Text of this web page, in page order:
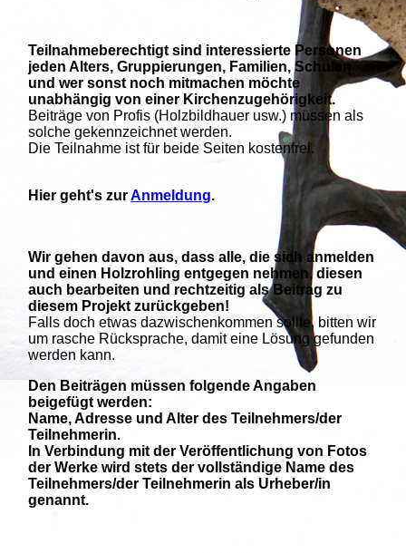
Teilnahmeberechtigt sind interessierte Personen
jeden Alters, Gruppierungen, Familien, Schulen
und wer sonst noch mitmachen möchte
unabhängig von einer Kirchenzugehörigkeit.
Beiträge von Profis (Holzbildhauer usw.) müssen als
solche gekennzeichnet werden.
Die Teilnahme ist für beide Seiten kostenfrei.
Hier geht's zurAnmeldung.
Wir gehen davon aus, dass alle, die sich anmelden
und einen Holzrohling entgegen nehmen, diesen
auch bearbeiten und rechtzeitig als Beitrag zu
diesem Projekt zurückgeben!
Falls doch etwas dazwischenkommen sollte, bitten wir
um rasche Rücksprache, damit eine Lösung gefunden
werden kann.
Den Beiträgen müssen folgende Angaben
beigefügt werden:
Name, Adresse und Alter des Teilnehmers/der
Teilnehmerin.
In Verbindung mit der Veröffentlichung von Fotos
der Werke wird stets der vollständige Name des
Teilnehmers/der Teilnehmerin als Urheber/in
genannt.